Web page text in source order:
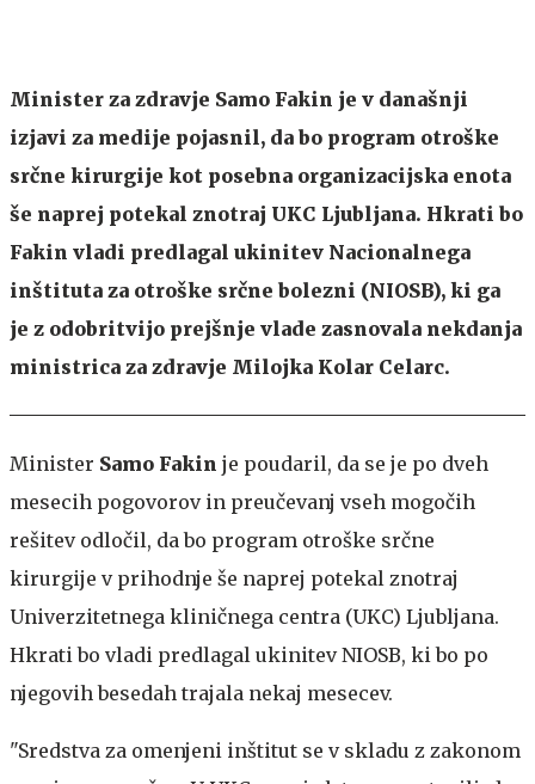
Minister za zdravje Samo Fakin je v današnji
izjavi za medije pojasnil, da bo program otroške
srčne kirurgije kot posebna organizacijska enota
še naprej potekal znotraj UKC Ljubljana. Hkrati bo
Fakin vladi predlagal ukinitev Nacionalnega
inštituta za otroške srčne bolezni (NIOSB), ki ga
je z odobritvijo prejšnje vlade zasnovala nekdanja
ministrica za zdravje Milojka Kolar Celarc.
Minister Samo Fakin je poudaril, da se je po dveh
mesecih pogovorov in preučevanj vseh mogočih
rešitev odločil, da bo program otroške srčne
kirurgije v prihodnje še naprej potekal znotraj
Univerzitetnega kliničnega centra (UKC) Ljubljana.
Hkrati bo vladi predlagal ukinitev NIOSB, ki bo po
njegovih besedah trajala nekaj mesecev.
"Sredstva za omenjeni inštitut se v skladu z zakonom